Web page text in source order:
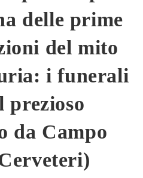
delle prime
del mito
i funerali
prezioso
da Campo